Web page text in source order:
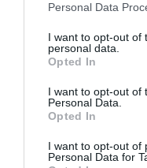
Personal Data
I want to opt-out of
personal data.
Opted In
I want to opt-out of
Personal Data.
Opted In
I want to opt-out of
Personal Data for
Xavier Ginesta y Jordi de
¿Hacia una ‘disneyización’